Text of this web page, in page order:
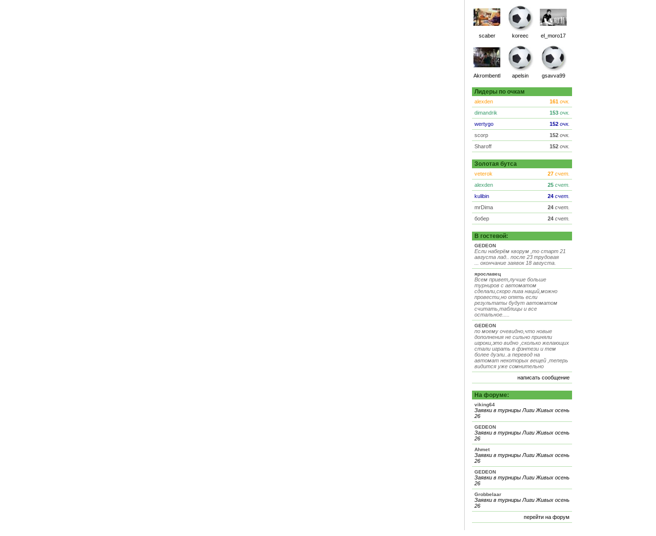
scaber koreec el_moro17
Akrombentl apelsin gsavva99
Лидеры по очкам
alexden 161 очк.
dimandrik
153 очк.
wertygo
152 очк.
scorp
152 очк.
Sharoff
152 очк.
Золотая бутса
veterok 27 счет.
alexden
25 счет.
kulibin
24 счет.
mrDima
24 счет.
бобер
24 счет.
В гостевой:
GEDEON
Если наберём кворум ,то старт 21
августа лад.. после 23 трудовая
... окончание заявок 18 августа.
ярославец
Всем привет,лучше больше
турниров с автоматом
сделали,скоро лига наций,можно
провести,но опять если
результаты будут автоматом
считать,таблицы и все
остальное.....
GEDEON
по моему очевидно,что новые
дополнения не сильно приняли
игроки,это видно ,сколько желающих
стали играть в фэнтези и тем
более дуэли..а перевод на
автомат некоторых вещей ,теперь
видится уже сомнительно
написать сообщение
На форуме:
viking64
Заявки в турниры Лиги Живых осень
26
GEDEON
Заявки в турниры Лиги Живых осень
26
Ahmet
Заявки в турниры Лиги Живых осень
26
GEDEON
Заявки в турниры Лиги Живых осень
26
Grobbelaar
Заявки в турниры Лиги Живых осень
26
перейти на форум